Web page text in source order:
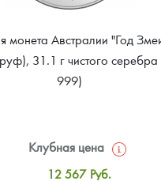
монета Австралии "Год
31.1 г чистого
999)
Клубная цена
12 567 Руб.